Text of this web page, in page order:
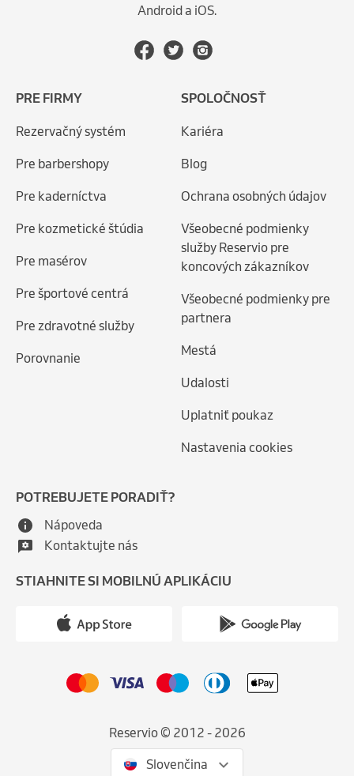
Android a iOS.
PRE FIRMY
Rezervačný systém
Pre barbershopy
Pre kaderníctva
Pre kozmetické štúdia
Pre masérov
Pre športové centrá
Pre zdravotné služby
Porovnanie
SPOLOČNOSŤ
Kariéra
Blog
Ochrana osobných údajov
Všeobecné podmienky
služby Reservio pre
koncových zákazníkov
Všeobecné podmienky pre
partnera
Mestá
Udalosti
Uplatniť poukaz
Nastavenia cookies
POTREBUJETE PORADIŤ?
Nápoveda
Kontaktujte nás
STIAHNITE SI MOBILNÚ APLIKÁCIU
Reservio © 2012 - 2026
Slovenčina